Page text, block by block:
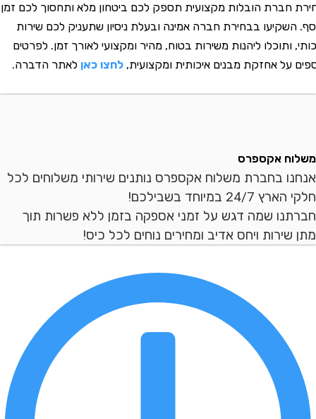
הובלות מקצועית תספק לכם ביטחון מלא ותחסוך לכם זמן
בבחירת חברה אמינה ובעלת ניסיון שתעניק לכם שירות
ותוכלו ליהנות משירות בטוח, מהיר ומקצועי לאורך זמן. לפרטים
אחזקת מבנים איכותית ומקצועית,לחצו כאןלאתרהדברה.
אקספרס
בחברת משלוח אקספרס נותנים שירותי משלוחים לכל
במיוחד בשבילכם!
שמה דגש על זמני אספקה בזמן ללא פשרות תוך
ויחס אדיב ומחירים נוחים לכל כיס!